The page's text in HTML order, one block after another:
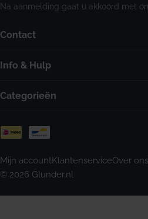
Contact
Info & Hulp
Categorieën
Na aanmelding gaat u akkoord met
Betaalmethoden
© 2026 Glunder.nl
Mijn accountKlantenserviceOver ons